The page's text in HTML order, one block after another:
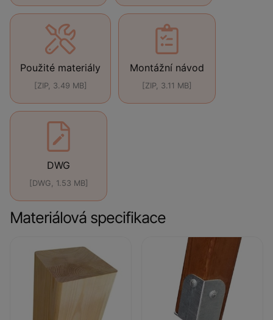
Použité materiály
[ZIP, 3.49 MB]
Montážní návod
[ZIP, 3.11 MB]
DWG
[DWG, 1.53 MB]
Materiálová specifikace